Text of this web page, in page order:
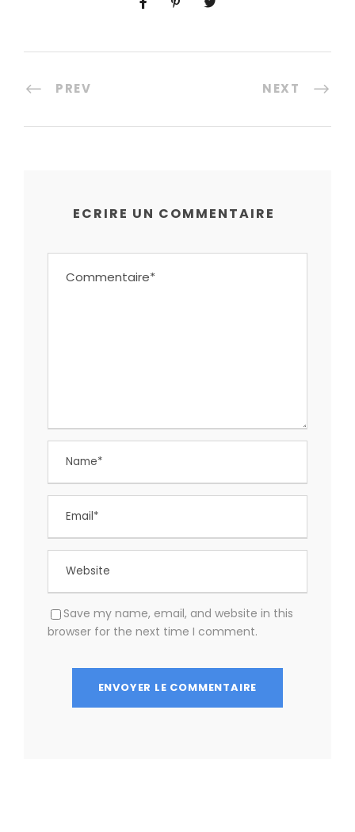
PREV NEXT
ECRIRE UN COMMENTAIRE
Save my name, email, and website in this
browser for the next time I comment.